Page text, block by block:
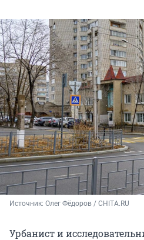
Источник: Олег Фёдоров / CHITA.RU
Урбанист и